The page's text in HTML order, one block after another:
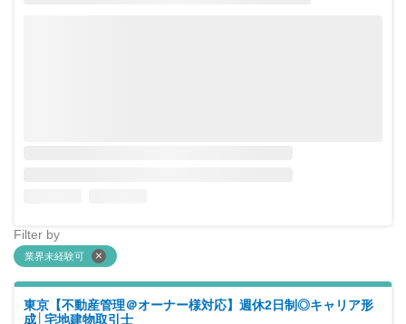
Filter by
業界未経験可
東京【不動産管理＠オーナー様対応】週休2日制◎キャリア形
成│宅地建物取引士